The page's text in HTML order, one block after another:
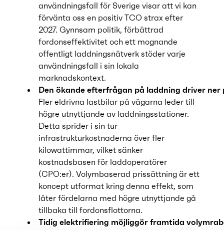
användningsfall för Sverige visar att vi kan
förvänta oss en positiv TCO strax efter
2027. Gynnsam politik, förbättrad
fordonseffektivitet och ett mognande
offentligt laddningsnätverk stöder varje
användningsfall i sin lokala
marknadskontext.
Den ökande efterfrågan på laddning driver
Fler eldrivna lastbilar på vägarna leder till
högre utnyttjande av laddningsstationer.
Detta sprider i sin tur
infrastrukturkostnaderna över fler
kilowattimmar, vilket sänker
kostnadsbasen för laddoperatörer
(CPO:er). Volymbaserad prissättning är ett
koncept utformat kring denna effekt, som
låter fördelarna med högre utnyttjande gå
tillbaka till fordonsflottorna.
Tidig elektrifiering möjliggör framtida